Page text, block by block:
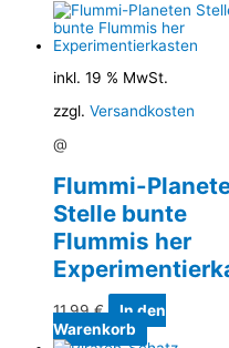
inkl. 19 % MwSt.
zzgl. Versandkosten
@
Flummi-
Stelle bunte
Flummis her
11,99€
In den
Warenkorb